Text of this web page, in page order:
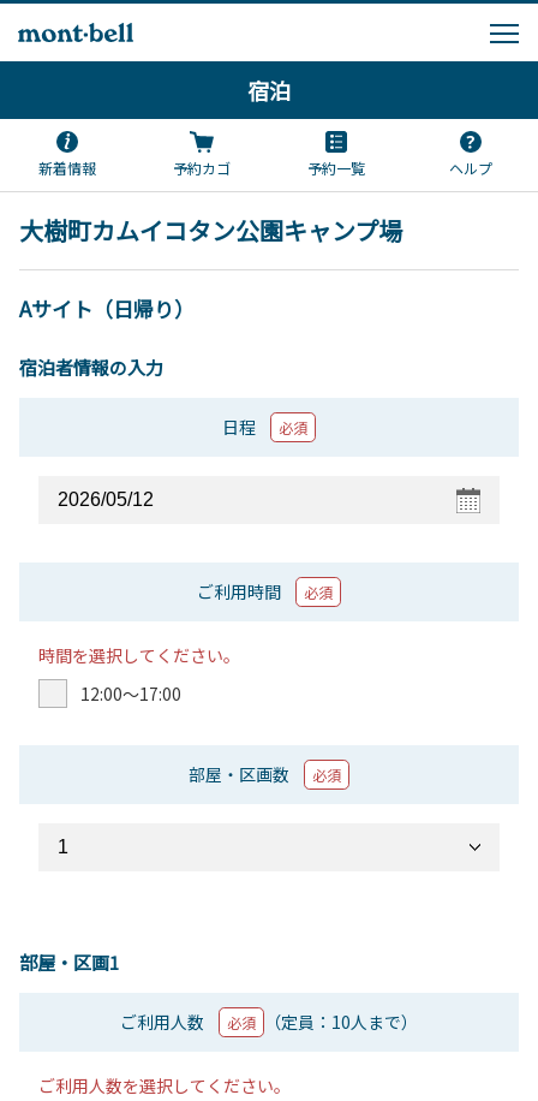
宿泊
新着情報 予約カゴ 予約一覧 ヘルプ
大樹町カムイコタン公園キャンプ場
Aサイト（日帰り）
宿泊者情報の入力
日程 必須
ご利用時間 必須
時間を選択してください。
12:00〜17:00
部屋・区画数 必須
部屋・区画1
ご利用人数 必須 （定員：10人まで）
ご利用人数を選択してください。